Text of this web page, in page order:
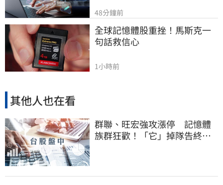
48分鐘前
全球記憶體股重挫！馬斯克一
句話救信心
1小時前
其他人也在看
群聯、旺宏強攻漲停 記憶體
族群狂歡！「它」掉隊告終連4